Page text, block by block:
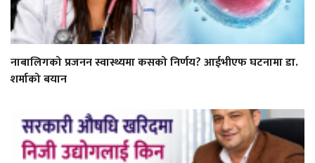
नाबालिगको प्रजनन स्वास्थ्यमा कसको निर्णय? आईभीएफ घटनामा डा.
शर्माको बयान